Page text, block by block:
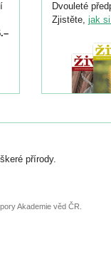
Dvouleté
Zjistěte, jak
přírody.
Akademie věd ČR.